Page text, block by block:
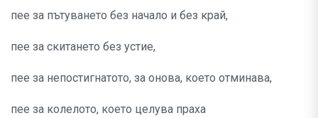
пее за пътуването без начало и без край,
пее за скитането без устие,
пее за непостигнатото, за онова, което отминава,
пее за колелото, което целува праха